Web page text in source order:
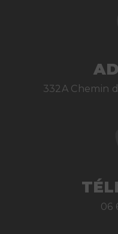
332A Chemin
06